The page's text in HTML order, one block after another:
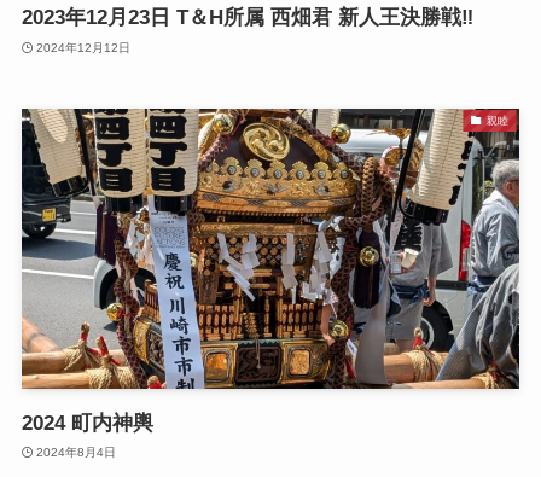
2023年12月23日 T＆H所属 西畑君 新人王決勝戦‼️
2024年12月12日
親睦
2024 町内神輿
2024年8月4日